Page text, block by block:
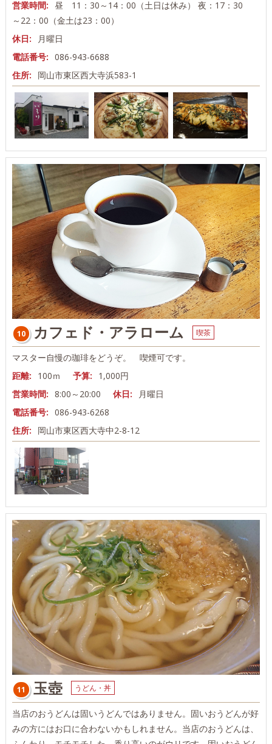
営業時間: 昼 11：30～14：00（土日は休み） 夜：17：30
～22：00（金土は23：00）
休日:
月曜日
電話番号: 086-943-6688
住所:
岡山市東区西大寺浜583-1
10 カフェド・アラローム 喫茶
マスター自慢の珈琲をどうぞ。 喫煙可です。
距離:
100ｍ 予算:
1,000円
営業時間: 8:00～20:00 休日:
月曜日
電話番号: 086-943-6268
住所:
岡山市東区西大寺中2-8-12
11 玉壺 うどん・丼
当店のおうどんは固いうどんではありません。固いおうどんが好
みの方にはお口に合わないかもしれません。当店のおうどんは、